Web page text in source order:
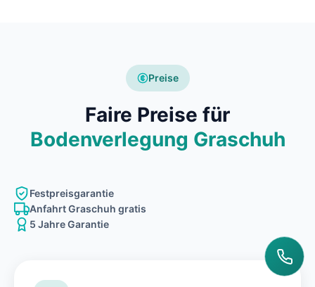
Preise
Faire Preise für
Bodenverlegung Graschuh
Festpreisgarantie
Anfahrt Graschuh gratis
5 Jahre Garantie